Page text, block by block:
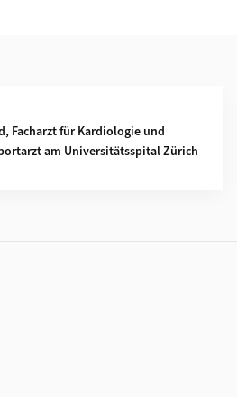
Facharzt für Kardiologie und
am Universitätsspital Zürich